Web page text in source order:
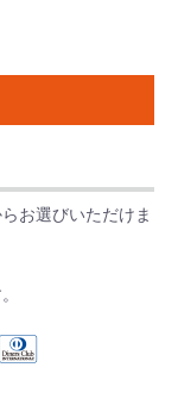
お選びいただけま